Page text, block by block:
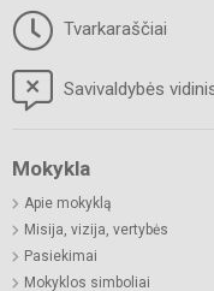
Tvarkaraščiai
Savivaldybės
Mokykla
Apie mokyklą
Misija, vizija, vertybės
Pasiekimai
Mokyklos simboliai